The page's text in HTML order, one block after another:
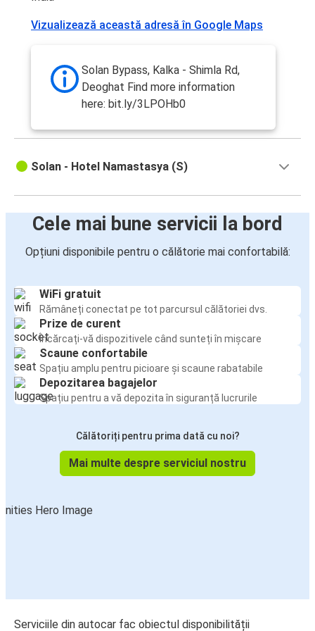
Vizualizează această adresă în Google Maps
Solan Bypass, Kalka - Shimla Rd,
Deoghat Find more information
here: bit.ly/3LPOHb0
Solan - Hotel Namastasya (S)
Cele mai bune servicii la bord
Opțiuni disponibile pentru o călătorie mai confortabilă:
WiFi gratuit
Rămâneți conectat pe tot parcursul călătoriei dvs.
Prize de curent
Încărcați-vă dispozitivele când sunteți în mișcare
Scaune confortabile
Spațiu amplu pentru picioare și scaune rabatabile
Depozitarea bagajelor
Spațiu pentru a vă depozita în siguranță lucrurile
Călătoriți pentru prima dată cu noi?
Mai multe despre serviciul nostru
Serviciile din autocar fac obiectul disponibilității